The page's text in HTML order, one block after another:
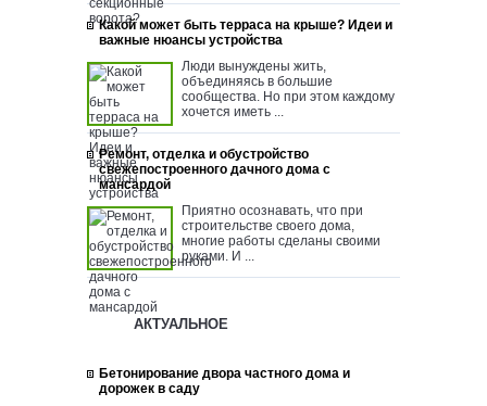
Какой может быть терраса на крыше? Идеи и
важные нюансы устройства
Люди вынуждены жить,
объединяясь в большие
сообщества. Но при этом каждому
хочется иметь ...
Ремонт, отделка и обустройство
свежепостроенного дачного дома с
мансардой
Приятно осознавать, что при
строительстве своего дома,
многие работы сделаны своими
руками. И ...
АКТУАЛЬНОЕ
Бетонирование двора частного дома и
дорожек в саду